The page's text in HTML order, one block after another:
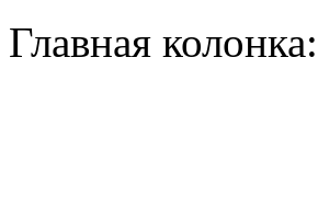
Главная